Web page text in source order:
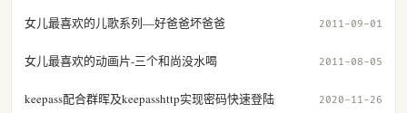
女儿最喜欢的儿歌系列—好爸爸坏爸爸 2011-09-01
女儿最喜欢的动画片-三个和尚没水喝 2011-08-05
keepass配合群晖及keepasshttp实现密码快速登陆 2020-11-26